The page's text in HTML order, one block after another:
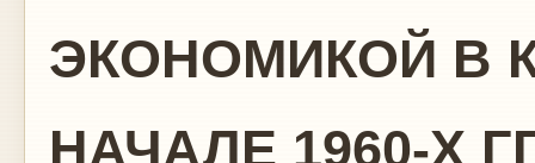
ЭКОНОМИКОЙ В
НАЧАЛЕ 1960-Х